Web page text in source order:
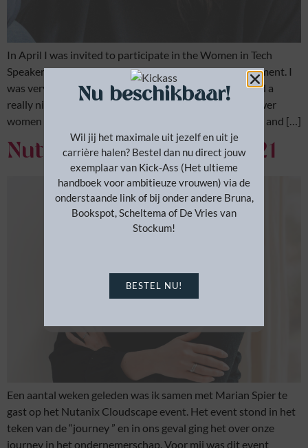
In April I was invited to participate in the Women in Tech
Speakers Event of STAR-Rotterdam School of Management. I
was very excited about this so I had to say YES! We had a
really nice panel discussion with a number of other power
women about a couple of topics around women in Tech and […]
Nutanix Cloudscape 2021
Een aantal weken geleden was ik samen met Marian Spier te
gast op het Nutanix Cloudscape event. Het event stond in het
teken van de “journey ” en in ons geval ging het over onze
journey in het ondernemerschap. Voor mij was dit event
Nu beschikbaar!
Wil jij het maximale uit jezelf en uit je
carrière halen? Bestel dan nu direct jouw
exemplaar van Kick-Ass (Het ultieme
handboek voor ambitieuze vrouwen) via de
onderstaande link of bij onder andere Bruna,
Bookspot, Scheltema of De Vries van
Stockum!
BESTEL NU!